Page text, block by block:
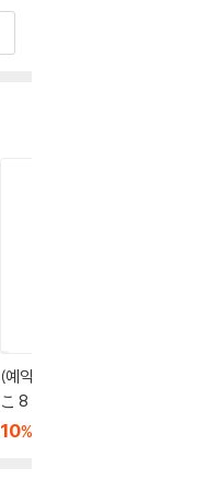
(예약도서) 包帶ごっ
こ 8
10%